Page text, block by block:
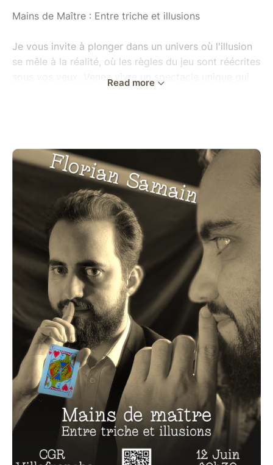
Mains de Maître : Entre triche et illusions
Je vous invite à plonger dans un univers où l'illusion
se mêle à la réalité, où les règles du jeu sont réécrites
sous vos yeux. Venez vivre un spectacle unique qui
Plus d'une douzaine d'années d'expérience en magie,
dont 3 passées aux États-Unis ; membres de cercles
prestigieux comme la Society of American Magicians
(120 ans d'histoire) et Magic Mastery (Angleterre) ;
juré lors de la convention MAES 2022 (USA)... Mon
parcours m'a amené à cotoyer des magiciens du
monde entiers, je suis impatient de vous faire
découvrir mon univers !
Read more